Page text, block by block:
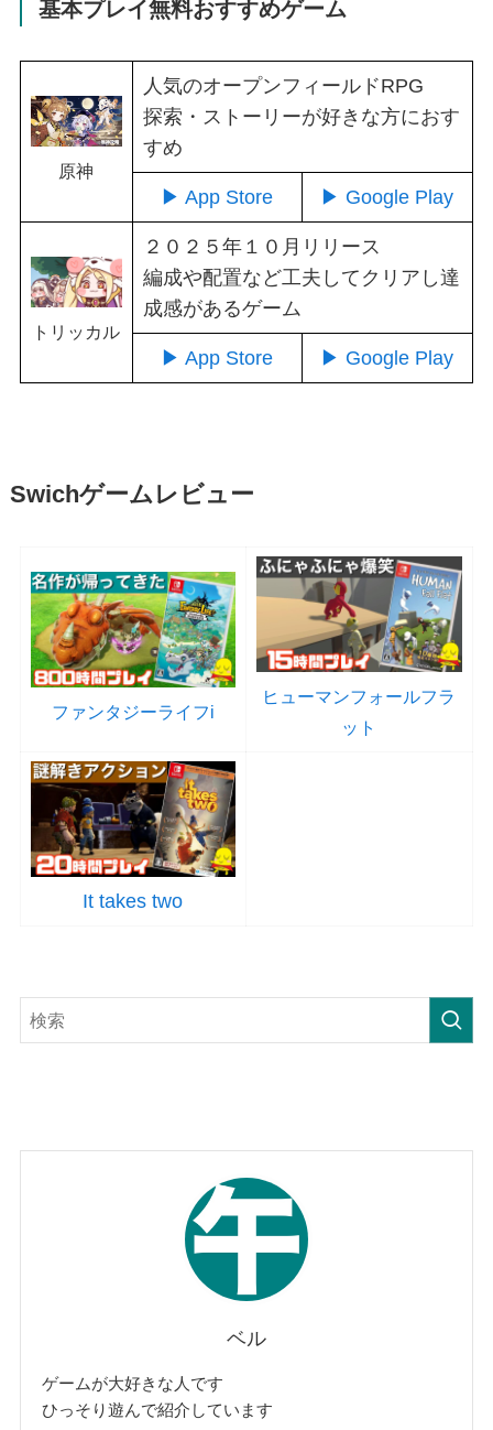
基本プレイ無料おすすめゲーム
原神
人気のオープンフィールドRPG
探索・ストーリーが好きな方におす
すめ
▶ App Store ▶ Google Play
トリッカル
２０２５年１０月リリース
編成や配置など工夫してクリアし達
成感があるゲーム
▶ App Store ▶ Google Play
Swichゲームレビュー
ファンタジーライフi
ヒューマンフォールフラ
ット
It takes two
ベル
ゲームが大好きな人です
ひっそり遊んで紹介しています